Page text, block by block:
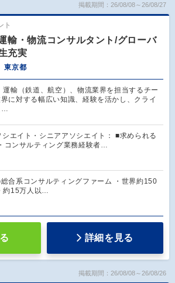
掲載期間：26/08/08～26/08/27
ト
輸・物流コンサルタント/グローバ
充実
東京都
運輸（鉄道、航空）、物流業界を担当するチー
に対する幅広い知識、経験を活かし、クライ
エイト・シニアアソシエイト： ■求められる
コンサルティング業務経験者…
総合系コンサルティングファーム ・世界約150
約15万人以…
詳細を見る
掲載期間：26/08/08～26/08/26